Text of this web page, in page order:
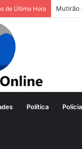
de Última Hora Mutirão
Política Polícia